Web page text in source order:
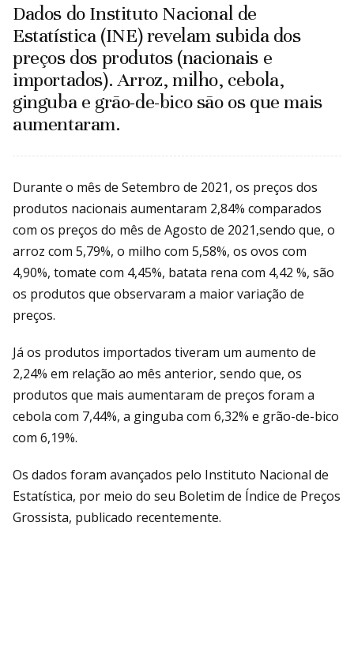
Dados do Instituto Nacional de
Estatística (INE) revelam subida dos
preços dos produtos (nacionais e
importados). Arroz, milho, cebola,
ginguba e grão-de-bico são os que mais
aumentaram.
Durante o mês de Setembro de 2021, os preços dos
produtos nacionais aumentaram 2,84% comparados
com os preços do mês de Agosto de 2021,sendo que, o
arroz com 5,79%, o milho com 5,58%, os ovos com
4,90%, tomate com 4,45%, batata rena com 4,42 %, são
os produtos que observaram a maior variação de
preços.
Já os produtos importados tiveram um aumento de
2,24% em relação ao mês anterior, sendo que, os
produtos que mais aumentaram de preços foram a
cebola com 7,44%, a ginguba com 6,32% e grão-de-bico
com 6,19%.
Os dados foram avançados pelo Instituto Nacional de
Estatística, por meio do seu Boletim de Índice de Preços
Grossista, publicado recentemente.